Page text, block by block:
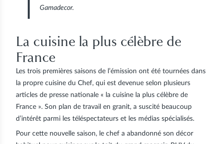
Gamadecor.
La cuisine la plus célèbre de
France
Les trois premières saisons de l’émission ont été tournées dans
la propre cuisine du Chef, qui est devenue selon plusieurs
articles de presse nationale « la cuisine la plus célèbre de
France ». Son plan de travail en granit, a suscité beaucoup
d’intérêt parmi les téléspectateurs et les médias spécialisés.
Pour cette nouvelle saison, le chef a abandonné son décor